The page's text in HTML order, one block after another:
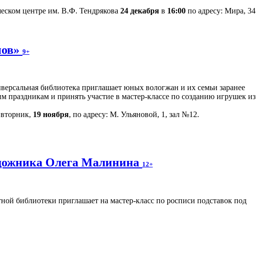
центре им. В.Ф. Тендрякова 24 декабря в 16:00 по адресу: Мира, 34
9+
библиотека приглашает юных вологжан и их семьи заранее
праздникам и принять участие в мастер-классе по созданию игрушек из
19 ноября, по адресу: М. Ульяновой, 1, зал №12.
Олега Малинина 12+
библиотеки приглашает на мастер-класс по росписи подставок под